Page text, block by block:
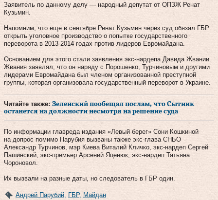
Заявитель по данному делу — народный депутат от ОПЗЖ Ренат
Кузьмин.
Напомним, что еще в сентябре Ренат Кузьмин через суд обязал ГБР
открыть уголовное производство о попытке государственного
переворота в 2013-2014 годах против лидеров Евромайдана.
Основанием для этого стали заявления экс-нардепа Давида Жвании.
Жвания заявлял, что он наряду с Порошенко, Турчиновым и другими
лидерами Евромайдана был членом организованной преступной
группы, которая организовала государственный переворот в Украине.
Читайте также: Зеленский пообещал послам, что Сытник
останется на должности несмотря на решение суда
По информации главреда издания «Левый берег» Сони Кошкиной
на допрос помимо Парубия вызваны также экс-глава СНБО
Александр Турчинов, мэр Киева Виталий Кличко, экс-нардеп Сергей
Пашинский, экс-премьер Арсений Яценюк, экс-нардеп Татьяна
Чороновол.
Их вызвали на разные даты, но следователь в ГБР один.
Андрей Парубий ГБР, Майдан